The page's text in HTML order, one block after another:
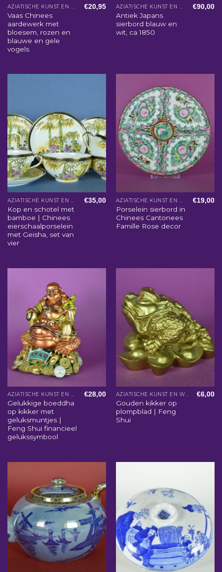
AZIATISCHE KUNST EN WOONACCESSOIRES
Vaas Chinees
aardewerk met
bloesem, rozen en
blauwe en gele
vogels
€20,95 AZIATISCHE KUNST EN WOONACCESSOIRES
Antiek Japans
sierbord blauw en
wit, ca 1850
€90,00
AZIATISCHE KUNST EN WOONACCESSOIRES
Kop en schotel met
bamboe | Chinees
eierschaalporselein
met Geisha, set van
vier
€35,00 AZIATISCHE KUNST EN WOONACCESSOIRES
Porselein sierbord in
Chinees Cantonees
Famille Rose decor
€19,00
AZIATISCHE KUNST EN WOONACCESSOIRES
Gelukkige boeddha
op kikker met
geluksmuntjes |
Feng Shui financieel
gelukssymbool
€28,00 AZIATISCHE KUNST EN WOONACCESSOIRES
Gouden kikker op
plompblad | Feng
Shui
€6,00